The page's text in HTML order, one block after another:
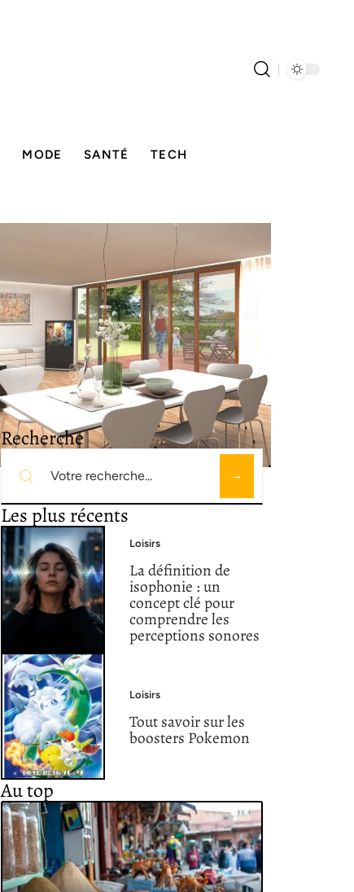
MODE SANTÉ TECH
Recherche
Les plus récents
Loisirs
La définition de
isophonie : un
concept clé pour
comprendre les
perceptions sonores
Loisirs
Tout savoir sur les
boosters Pokemon
Au top